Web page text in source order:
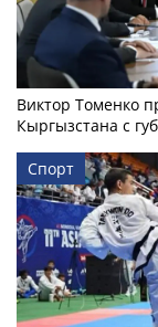
Виктор Томенко
Кыргызстана с
Спорт